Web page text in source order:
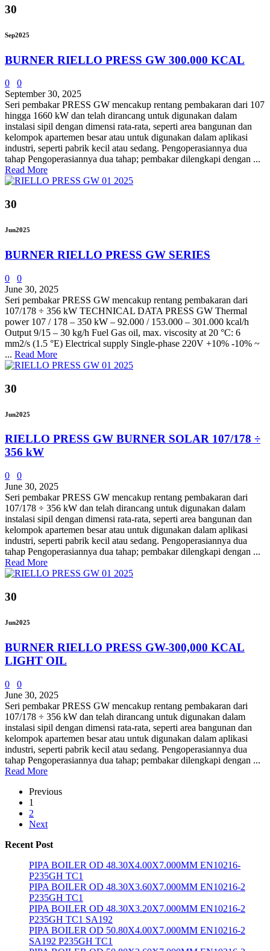
30
Sep2025
BURNER RIELLO PRESS GW 300.000 KCAL
0
0
September 30, 2025
Seri pembakar PRESS GW mencakup rentang pembakaran dari 107
hingga 1660 kW dan telah dirancang untuk digunakan dalam
instalasi sipil dengan dimensi rata-rata, seperti area bangunan dan
kelompok apartemen besar atau untuk digunakan dalam aplikasi
industri, seperti pabrik kecil atau sedang. Pengoperasiannya dua
tahap Pengoperasiannya dua tahap; pembakar dilengkapi dengan ...
Read More
30
Jun2025
BURNER RIELLO PRESS GW SERIES
0
0
June 30, 2025
Seri pembakar PRESS GW mencakup rentang pembakaran dari
107/178 ÷ 356 kW TECHNICAL DATA PRESS GW Thermal
power 107 / 178 – 350 kW – 92.000 / 153.000 – 301.000 kcal/h
Output 9/15 – 30 kg/h Fuel Gas oil, max. viscosity at 20 °C: 6
mm2/s (1.5 °E) Electrical supply Single-phase 220V +10% -10% ~
... Read More
30
Jun2025
RIELLO PRESS GW BURNER SOLAR 107/178 ÷
356 kW
0
0
June 30, 2025
Seri pembakar PRESS GW mencakup rentang pembakaran dari
107/178 ÷ 356 kW dan telah dirancang untuk digunakan dalam
instalasi sipil dengan dimensi rata-rata, seperti area bangunan dan
kelompok apartemen besar atau untuk digunakan dalam aplikasi
industri, seperti pabrik kecil atau sedang. Pengoperasiannya dua
tahap Pengoperasiannya dua tahap; pembakar dilengkapi dengan ...
Read More
30
Jun2025
BURNER RIELLO PRESS GW-300,000 KCAL
LIGHT OIL
0
0
June 30, 2025
Seri pembakar PRESS GW mencakup rentang pembakaran dari
107/178 ÷ 356 kW dan telah dirancang untuk digunakan dalam
instalasi sipil dengan dimensi rata-rata, seperti area bangunan dan
kelompok apartemen besar atau untuk digunakan dalam aplikasi
industri, seperti pabrik kecil atau sedang. Pengoperasiannya dua
tahap Pengoperasiannya dua tahap; pembakar dilengkapi dengan ...
Read More
Previous
1
2
Next
Recent Post
PIPA BOILER OD 48.30X4.00X7.000MM EN10216-
P235GH TC1
PIPA BOILER OD 48.30X3.60X7.000MM EN10216-2
P235GH TC1
PIPA BOILER OD 48.30X3.20X7.000MM EN10216-2
P235GH TC1 SA192
PIPA BOILER OD 50.80X4.00X7.000MM EN10216-2
SA192 P235GH TC1